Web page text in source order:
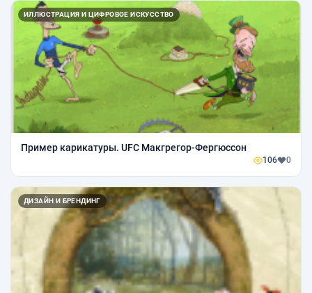
ИЛЛЮСТРАЦИЯ И ЦИФРОВОЕ ИСКУССТВО
Пример карикатуры. UFC Макгрегор-Фергюссон
106 0
ДИЗАЙН И БРЕНДИНГ